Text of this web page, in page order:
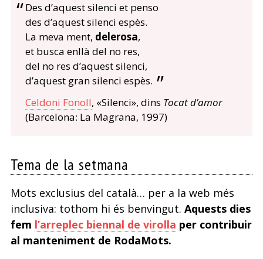
Des d’aquest silenci et penso
des d’aquest silenci espès.
La meva ment, delerosa,
et busca enllà del no res,
del no res d’aquest silenci,
d’aquest gran silenci espès.
Celdoni Fonoll, «Silenci», dins Tocat d’amor
(Barcelona: La Magrana, 1997)
Tema de la setmana
Mots exclusius del català… per a la web més
inclusiva: tothom hi és benvingut. Aquests dies
fem l’arreplec biennal de virolla per contribuir
al manteniment de RodaMots.